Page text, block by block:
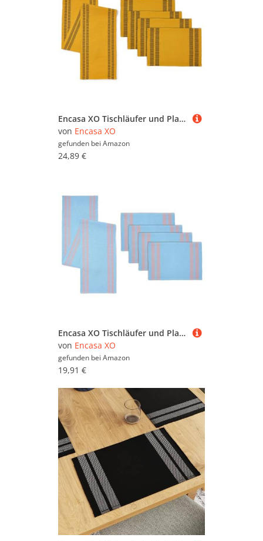
Encasa XO Tischläufer und Platzset Set 4 | Feingerippte Baumwolle | Leiter gelb | 1 Tischläufer Größe 32x137 cm & Jede Tischmatte Größe 48x32 cm
von Encasa XO
gefunden bei Amazon
24,89 €
Encasa XO Tischläufer und Platzset Set 4 | Feingerippte Baumwolle | Leiter blau | 1 Tischläufer Größe 32x137 cm & Jede Tischmatte Größe 48x32 cm
von Encasa XO
gefunden bei Amazon
19,91 €